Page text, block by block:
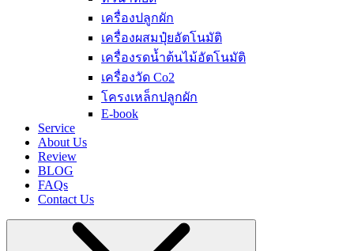
เครื่องปลูกผัก
เครื่องผสมปุ๋ยอัตโนมัติ
เครื่องรดน้ำต้นไม้อัตโนมัติ
เครื่องวัด Co2
โครงเหล็กปลูกผัก
E-book
Service
About Us
Review
BLOG
FAQs
Contact Us